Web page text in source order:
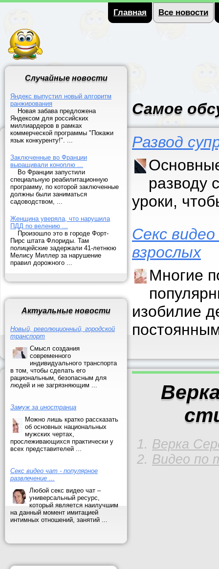
Главная Все новости
Случайные новости
Яндекс выпустил новый алгоритм
ранжирования
Новая забава предложена
Яндексом для российских
миллиардеров в рамках
коммерческой программы "Покажи
язык конкуренту!". ...
Заключенные во Франции
выращивали коноплю ...
Во Франции запустили
специальную реабилитационную
программу, по которой заключенные
должны были заниматься
садоводством, ...
Женщина уверяла, что нарушила
ПДД по велению ...
Произошло это в городе Форт-
Пирc штата Флориды. Там
полицейские задержали 41-летнюю
Мелису Миллер за нарушение
правил дорожного ...
Актуальные новости
Новый, революционный, городской
транспорт
Смысл создания
современного
индивидуального транспорта
в том, чтобы сделать его
рациональным, безопасным для
людей и не загрязняющим ...
Замуж за иностранца
Можно лишь кратко рассказать
об основных национальных
мужских чертах,
прослеживающихся практически у
всех представителей ...
Секс видео чат - популярное
развлечение ...
Любой секс видео чат –
универсальный ресурс,
который является наилучшим
на данный момент имитацией
интимных отношений, занятий ...
Самое
Развод
разводу
уроки,
Секс
взрослых
Многие
изобилие
Верка
Видео по